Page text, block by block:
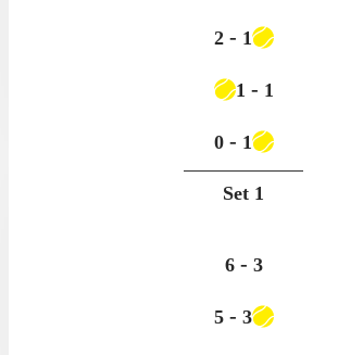
2 - 1
1 - 1
0- 1
Set 1
6 - 3
5 - 3